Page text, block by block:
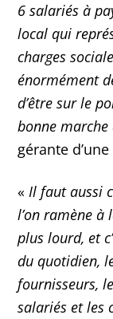
6 salariés à
local qui
charges
énormément
d’être sur le
bonne marche
gérante
« Il faut aussi
l’on ramène à
plus lourd, et
du quotidien,
fournisseurs,
salariés et les